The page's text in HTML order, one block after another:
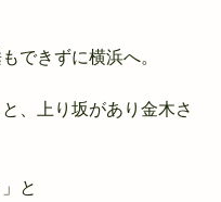
できずに横浜へ。
と